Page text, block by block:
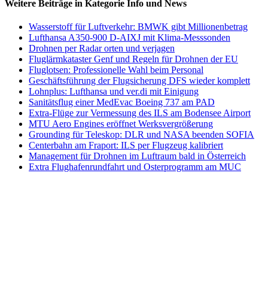
Weitere Beiträge in Kategorie Info und News
Wasserstoff für Luftverkehr: BMWK gibt Millionenbetrag
Lufthansa A350-900 D-AIXJ mit Klima-Messsonden
Drohnen per Radar orten und verjagen
Fluglärmkataster Genf und Regeln für Drohnen der EU
Fluglotsen: Professionelle Wahl beim Personal
Geschäftsführung der Flugsicherung DFS wieder komplett
Lohnplus: Lufthansa und ver.di mit Einigung
Sanitätsflug einer MedEvac Boeing 737 am PAD
Extra-Flüge zur Vermessung des ILS am Bodensee Airport
MTU Aero Engines eröffnet Werksvergrößerung
Grounding für Teleskop: DLR und NASA beenden SOFIA
Centerbahn am Fraport: ILS per Flugzeug kalibriert
Management für Drohnen im Luftraum bald in Österreich
Extra Flughafenrundfahrt und Osterprogramm am MUC